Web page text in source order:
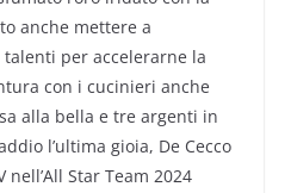
anche mettere a
per accelerarne la
con i cucinieri anche
alla bella e tre argenti in
l’ultima gioia, De Cecco
Star Team 2024